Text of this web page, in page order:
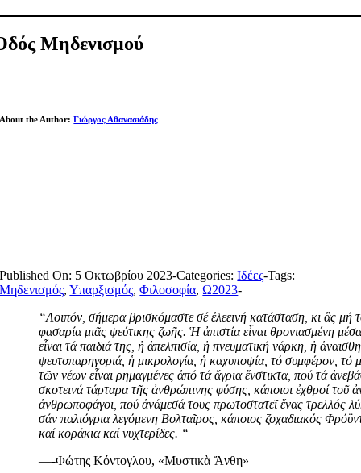
Μηδενισμού
About the Author:Γιώργος Αθανασιάδης
Published On: 5 Οκτωβρίου 2023-Categories:Ιδέες-Tags:
Μηδενισμός,Υπαρξισμός,Φιλοσοφία,Ω2023-
“Λοιπόν, σήμερα βρισκόμαστε σέ ἐλεεινή κατάσταση, κι ἂς μή
φασαρία μιᾶς ψεύτικης ζωῆς. Ἡ ἀπιστία εἶναι θρονιασμένη
εἶναι τά παιδιά της, ἡ ἀπελπισία, ἡ πνευματική νάρκη, ἡ
ψευτοπαρηγοριά, ἡ μικρολογία, ἡ καχυποψία, τό συμφέρον,
τῶν νέων εἶναι ρημαγμένες ἀπό τά ἄγρια ἔνστικτα, πού τά
σκοτεινά τάρταρα τῆς ἀνθρώπινης φύσης, κάποιοι ἐχθροί τοῦ
ἀνθρωποφάγοι, πού ἀνάμεσά τους πρωτοστατεῖ ἕνας τρελλός
σάν παλιόγρια λεγόμενη Βολταῖρος, κάποιος ζοχαδιακός
καί κοράκια καί νυχτερίδες. “
—-Φώτης Κόντογλου, «Μυστικὰ Ἄνθη»